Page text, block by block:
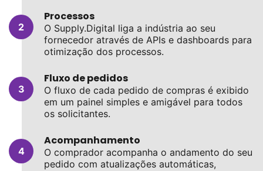
Processos
O Supply.Digital liga a indústria ao seu
fornecedor através de APIs e dashboards para
otimização dos processos.
Fluxo de pedidos
O fluxo de cada pedido de compras é exibido
em um painel simples e amigável para todos
os solicitantes.
Acompanhamento
O comprador acompanha o andamento do seu
pedido com atualizações automáticas,